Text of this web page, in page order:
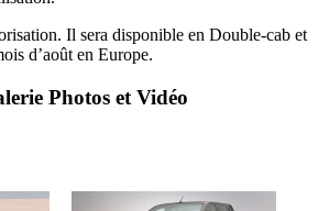
Il sera disponible en Double-cab et
d’août en Europe.
Photos et Vidéo